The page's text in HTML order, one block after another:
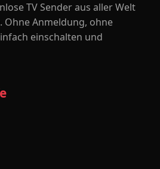
TV Sender aus aller Welt
Ohne Anmeldung, ohne
einschalten und